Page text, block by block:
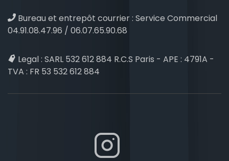
Bureau et entrepôt courrier : Service Commercial
04.91.08.47.96 / 06.07.65.90.68
Legal : SARL 532 612 884 R.C.S Paris - APE : 4791A -
TVA : FR 53 532 612 884